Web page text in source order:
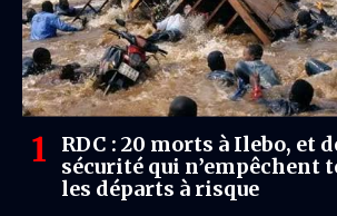
RDC : 20 morts à Ilebo, et
sécurité qui n’empêchent
les départs à risque